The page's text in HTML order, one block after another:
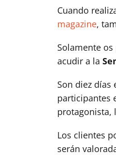
Cuando
magazine,
Solamente
acudir a la
Son diez
participantes
protagonista,
Los clientes
serán